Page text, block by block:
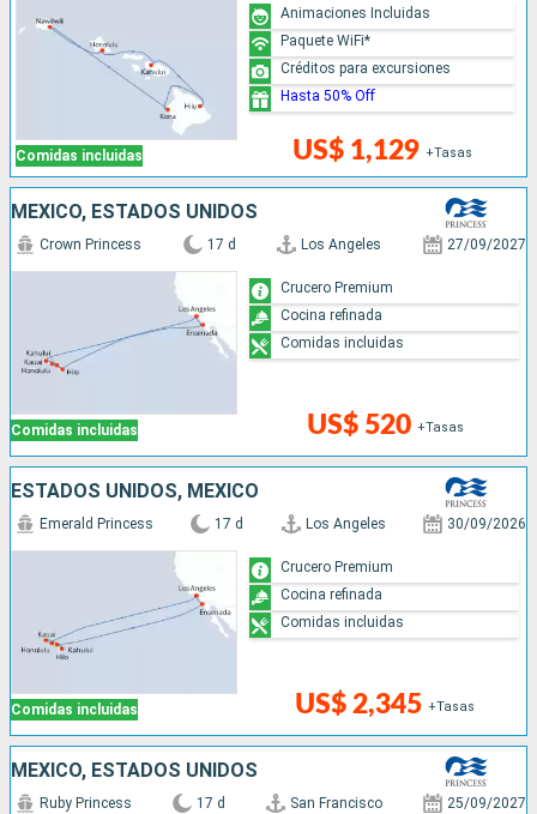
Comidas incluidas US$ 1,129 +Tasas
Animaciones Incluidas
Paquete WiFi*
Créditos para excursiones
Hasta 50% Off
MÉXICO, ESTADOS UNIDOS
Comidas incluidas
Crown Princess 17 d Los Angeles 27/09/2027
US$ 520 +Tasas
Crucero Premium
Cocina refinada
Comidas incluidas
ESTADOS UNIDOS, MÉXICO
Comidas incluidas
Emerald Princess 17 d Los Angeles 30/09/2026
US$ 2,345 +Tasas
Crucero Premium
Cocina refinada
Comidas incluidas
MÉXICO, ESTADOS UNIDOS
Ruby Princess 17 d San Francisco 25/09/2027